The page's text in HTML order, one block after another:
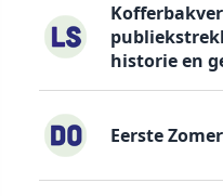
historie en
Eerste